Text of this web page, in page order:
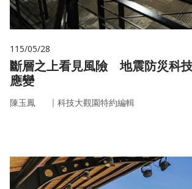
115/05/28
斷層之上看見風險 地震防災科
應變
陳玉鳳 ｜ 科技大觀園特約編輯